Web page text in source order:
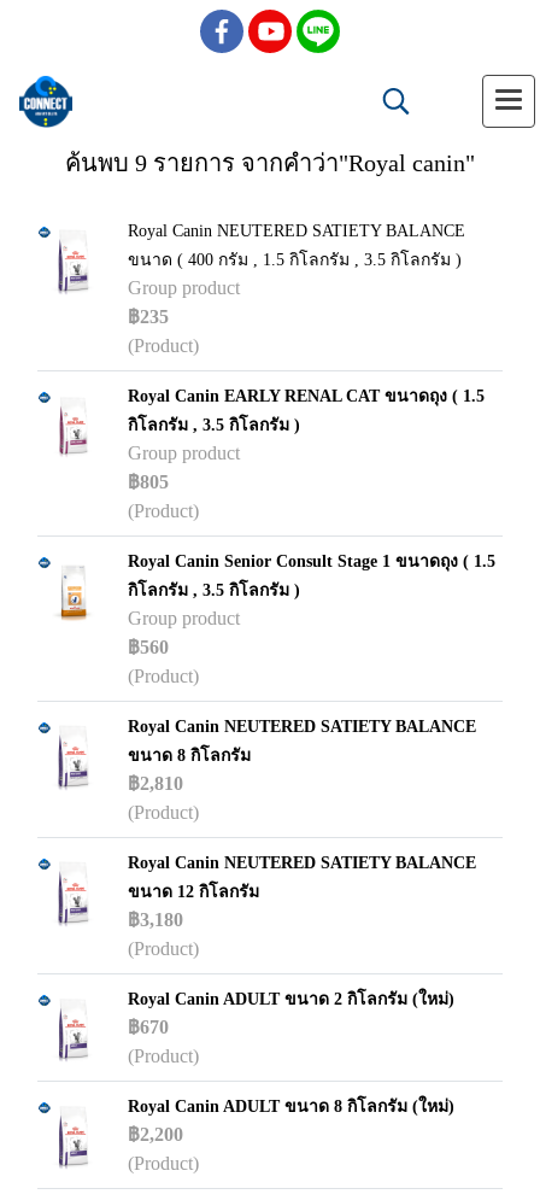
ค้นพบ 9 รายการ จากคำว่า"Royal canin"
Royal Canin NEUTERED SATIETY BALANCE
ขนาด ( 400 กรัม , 1.5 กิโลกรัม , 3.5 กิโลกรัม )
Group product
฿235
(Product)
Royal Canin EARLY RENAL CAT ขนาดถุง ( 1.5
กิโลกรัม , 3.5 กิโลกรัม )
Group product
฿805
(Product)
Royal Canin Senior Consult Stage 1 ขนาดถุง ( 1.5
กิโลกรัม , 3.5 กิโลกรัม )
Group product
฿560
(Product)
Royal Canin NEUTERED SATIETY BALANCE
ขนาด 8 กิโลกรัม
฿2,810
(Product)
Royal Canin NEUTERED SATIETY BALANCE
ขนาด 12 กิโลกรัม
฿3,180
(Product)
Royal Canin ADULT ขนาด 2 กิโลกรัม (ใหม่)
฿670
(Product)
Royal Canin ADULT ขนาด 8 กิโลกรัม (ใหม่)
฿2,200
(Product)